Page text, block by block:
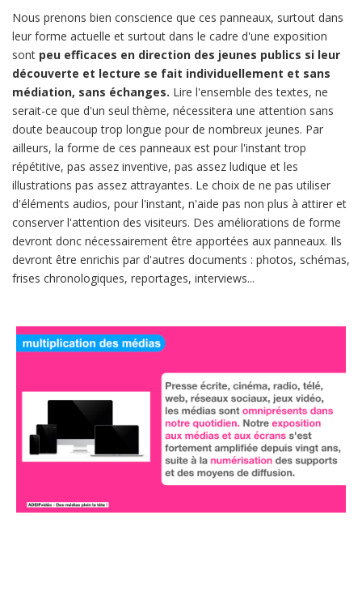
Nous prenons bien conscience que ces panneaux, surtout dans
leur forme actuelle et surtout dans le cadre d'une exposition
sont peu efficaces en direction des jeunes publics si leur
découverte et lecture se fait individuellement et sans
médiation, sans échanges. Lire l'ensemble des textes, ne
serait-ce que d'un seul thème, nécessitera une attention sans
doute beaucoup trop longue pour de nombreux jeunes. Par
ailleurs, la forme de ces panneaux est pour l'instant trop
répétitive, pas assez inventive, pas assez ludique et les
illustrations pas assez attrayantes. Le choix de ne pas utiliser
d'éléments audios, pour l'instant, n'aide pas non plus à attirer et
conserver l'attention des visiteurs. Des améliorations de forme
devront donc nécessairement être apportées aux panneaux. Ils
devront être enrichis par d'autres documents : photos, schémas,
frises chronologiques, reportages, interviews...